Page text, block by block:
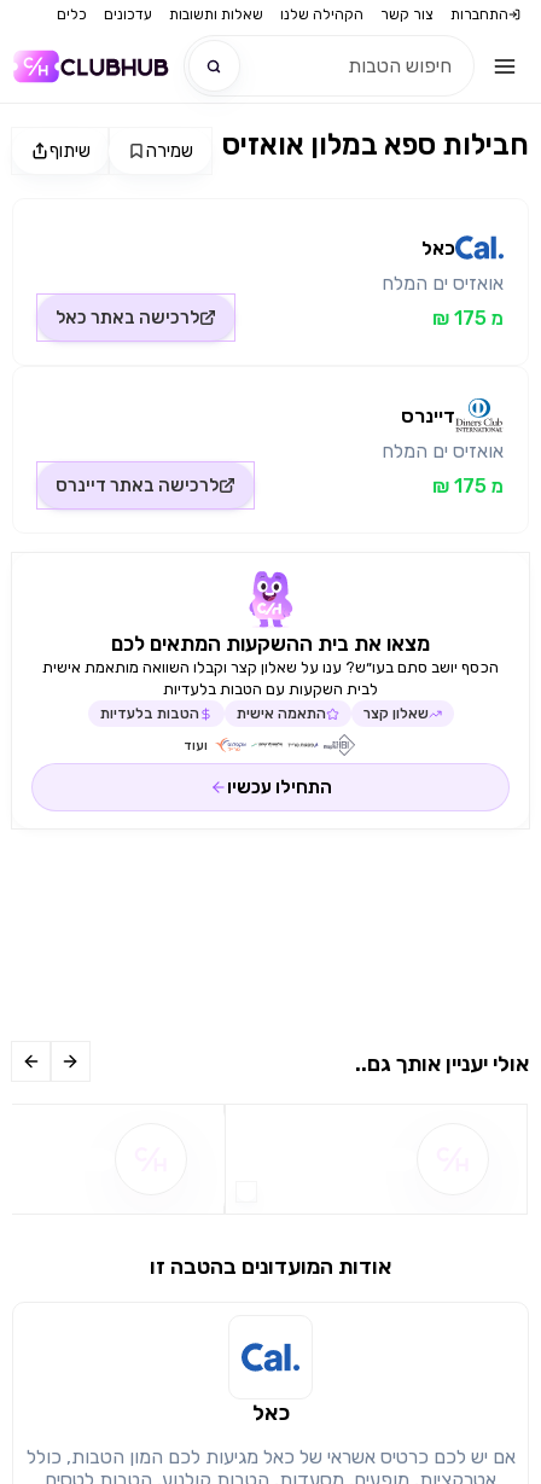
התחברות צור קשר הקהילה שלנו שאלות ותשובות עדכונים כלים
שיתוף
שימו לב!
מימוש הטבה זו ניתן רק לחברי
שיתוף שמירה חבילות ספא במלון אואזיס
כאל
אואזיס ים המלח
מ 175 ₪
לרכישה באתר כאל
דיינרס
אואזיס ים המלח
מ 175 ₪
לרכישה באתר דיינרס
מצאו את בית ההשקעות המתאים לכם
הכסף יושב סתם בעו״ש? ענו על שאלון קצר וקבלו השוואה מותאמת אישית
לבית השקעות עם הטבות בלעדיות
שאלון קצר התאמה אישית הטבות בלעדיות
ועוד
התחילו עכשיו
אולי יעניין אותך גם..
אודות המועדונים בהטבה זו
כאל
אם יש לכם כרטיס אשראי של כאל מגיעות לכם המון הטבות, כולל